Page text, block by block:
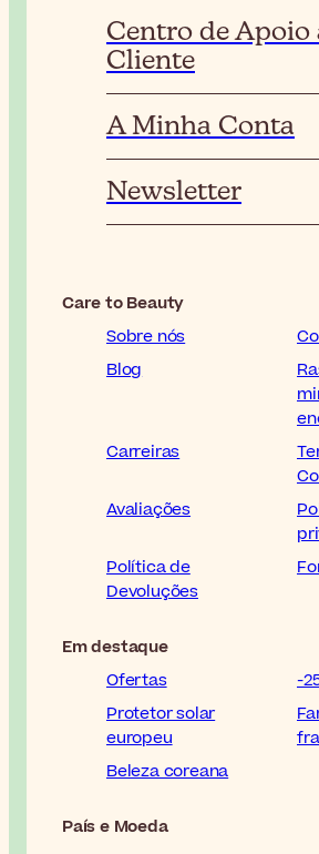
Centro de Apoio
Cliente
A Minha Conta
Newsletter
Care to Beauty
Sobre nós
Blog
Carreiras
Avaliações
Política de
Devoluções
Em destaque
Ofertas
-
Protetor solar
europeu
Beleza coreana
País e Moeda